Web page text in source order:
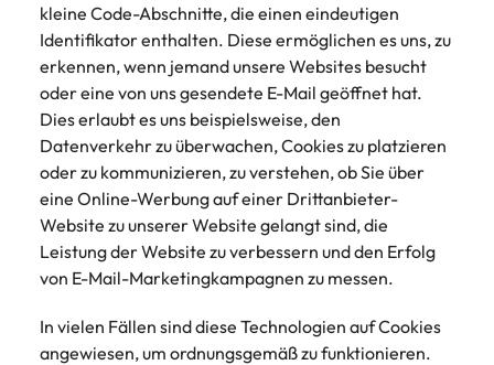
kleine Code-Abschnitte, die einen eindeutigen
Identifikator enthalten. Diese ermöglichen es uns, zu
erkennen, wenn jemand unsere Websites besucht
oder eine von uns gesendete E-Mail geöffnet hat.
Dies erlaubt es uns beispielsweise, den
Datenverkehr zu überwachen, Cookies zu platzieren
oder zu kommunizieren, zu verstehen, ob Sie über
eine Online-Werbung auf einer Drittanbieter-
Website zu unserer Website gelangt sind, die
Leistung der Website zu verbessern und den Erfolg
von E-Mail-Marketingkampagnen zu messen.
In vielen Fällen sind diese Technologien auf Cookies
angewiesen, um ordnungsgemäß zu funktionieren.